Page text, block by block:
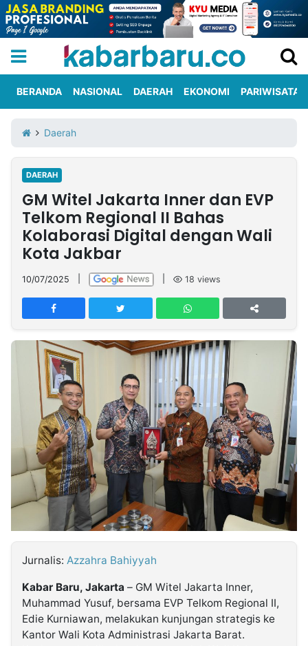
Iklan
Berita
Kami
Nasional
International
Olahraga
Entertainment
Daerah
Pariwisata
Kuliner
Kolom
Network
PT
TREETAN
MULTIMEDIA
INDONESIA
Partner
Insight
Rakyat
Idealita
Dinamikapost.com
Seedbacklink
Follow
Kabarbaru
BERANDA NASIONAL DAERAH EKONOMI PARIWISATA
Daerah
DAERAH
GM Witel Jakarta Inner dan EVP
Telkom Regional II Bahas
Kolaborasi Digital dengan Wali
Kota Jakbar
10/07/2025 18 views
Jurnalis: Azzahra Bahiyyah
Kabar Baru, Jakarta – GM Witel Jakarta Inner,
Muhammad Yusuf, bersama EVP Telkom Regional II,
Edie Kurniawan, melakukan kunjungan strategis ke
Kantor Wali Kota Administrasi Jakarta Barat.